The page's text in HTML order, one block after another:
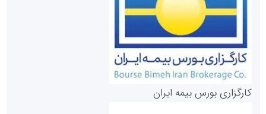
روابط عمومی خبرگزاری گزارش خبر
کارگزاری بورس بیمه ایران